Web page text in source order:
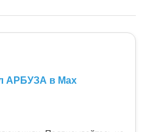
АРБУЗА в Max